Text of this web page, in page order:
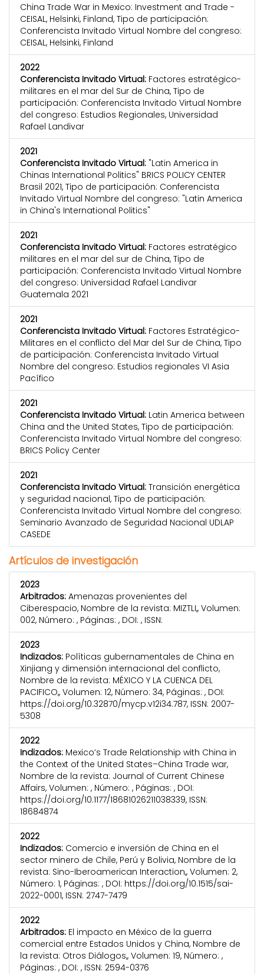
China Trade War in Mexico: Investment and Trade -
CEISAL, Helsinki, Finland, Tipo de participación:
Conferencista Invitado Virtual Nombre del congreso:
CEISAL, Helsinki, Finland
2022
Conferencista Invitado Virtual: Factores estratégico-
militares en el mar del Sur de China, Tipo de
participación: Conferencista Invitado Virtual Nombre
del congreso: Estudios Regionales, Universidad
Rafael Landivar
2021
Conferencista Invitado Virtual: "Latin America in
Chinas International Politics" BRICS POLICY CENTER
Brasil 2021, Tipo de participación: Conferencista
Invitado Virtual Nombre del congreso: "Latin America
in China's International Politics"
2021
Conferencista Invitado Virtual: Factores estratégico
militares en el mar del sur de China, Tipo de
participación: Conferencista Invitado Virtual Nombre
del congreso: Universidad Rafael Landivar
Guatemala 2021
2021
Conferencista Invitado Virtual: Factores Estratégico-
Militares en el conflicto del Mar del Sur de China, Tipo
de participación: Conferencista Invitado Virtual
Nombre del congreso: Estudios regionales VI Asia
Pacífico
2021
Conferencista Invitado Virtual: Latin America between
China and the United States, Tipo de participación:
Conferencista Invitado Virtual Nombre del congreso:
BRICS Policy Center
2021
Conferencista Invitado Virtual: Transición energética
y seguridad nacional, Tipo de participación:
Conferencista Invitado Virtual Nombre del congreso:
Seminario Avanzado de Seguridad Nacional UDLAP
CASEDE
Artículos de investigación
2023
Arbitrados: Amenazas provenientes del
Ciberespacio, Nombre de la revista: MIZTLI,, Volumen:
002, Número: , Páginas: , DOI: , ISSN:
2023
Indizados: Políticas gubernamentales de China en
Xinjiang y dimensión internacional del conflicto,
Nombre de la revista: MÉXICO Y LA CUENCA DEL
PACIFICO,, Volumen: 12, Número: 34, Páginas: , DOI:
https://doi.org/10.32870/mycp.v12i34.787, ISSN: 2007-
5308
2022
Indizados: Mexico’s Trade Relationship with China in
the Context of the United States–China Trade war,
Nombre de la revista: Journal of Current Chinese
Affairs, Volumen: , Número: , Páginas: , DOI:
https://doi.org/10.1177/18681026211038339, ISSN:
18684874
2022
Indizados: Comercio e inversión de China en el
sector minero de Chile, Perú y Bolivia, Nombre de la
revista: Sino-Iberoamerican Interaction,, Volumen: 2,
Número: 1, Páginas: , DOI: https://doi.org/10.1515/sai-
2022-0001, ISSN: 2747-7479
2022
Arbitrados: El impacto en México de la guerra
comercial entre Estados Unidos y China, Nombre de
la revista: Otros Diálogos,, Volumen: 19, Número: ,
Páginas: , DOI: , ISSN: 2594-0376